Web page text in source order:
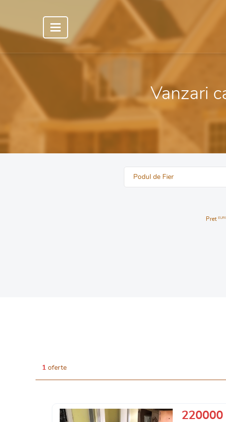
Vanzari
Podul de Fier
Pret
1 oferte
220000